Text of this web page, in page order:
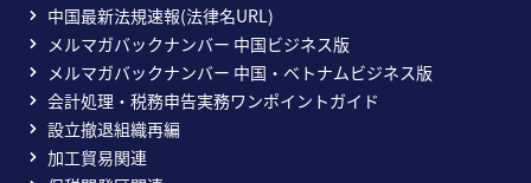
中国最新法規速報(法律名URL)
メルマガバックナンバー 中国ビジネス版
メルマガバックナンバー 中国・ベトナムビジネス版
会計処理・税務申告実務ワンポイントガイド
設立撤退組織再編
加工貿易関連